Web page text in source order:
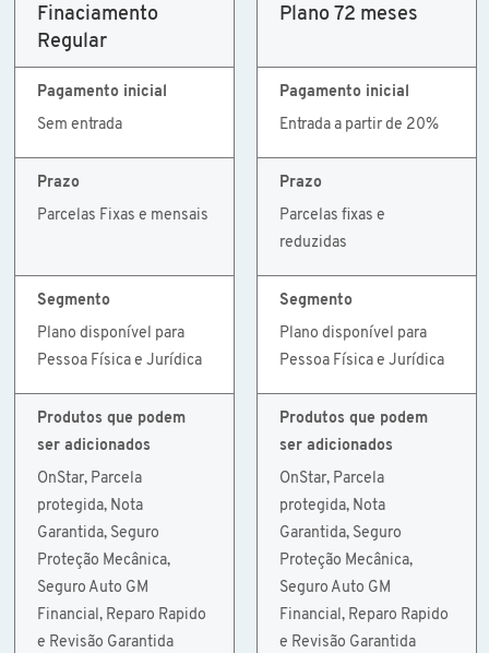
Finaciamento
Regular
Plano 72 meses
Pagamento inicial
Sem entrada
Pagamento inicial
Entrada a partir de 20%
Prazo
Parcelas Fixas e mensais
Prazo
Parcelas fixas e
reduzidas
Segmento
Plano disponível para
Pessoa Física e Jurídica
Segmento
Plano disponível para
Pessoa Física e Jurídica
Produtos que podem
ser adicionados
OnStar, Parcela
protegida, Nota
Garantida, Seguro
Proteção Mecânica,
Seguro Auto GM
Financial, Reparo Rapido
e Revisão Garantida
Produtos que podem
ser adicionados
OnStar, Parcela
protegida, Nota
Garantida, Seguro
Proteção Mecânica,
Seguro Auto GM
Financial, Reparo Rapido
e Revisão Garantida